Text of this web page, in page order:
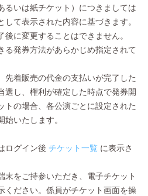
るいは紙チケット）につきましては
て表示された内容に基づきます。
に変更することはできません。
る発券方法があらかじめ指定されて
先着販売の代金の支払いが完了した
選し、権利が確定した時点で発券開
トの場合、各公演ごとに設定された
いたします。
ログイン後 チケット一覧 に表示さ
末をご持参いただき、電子チケット
ください。係員がチケット画面を操